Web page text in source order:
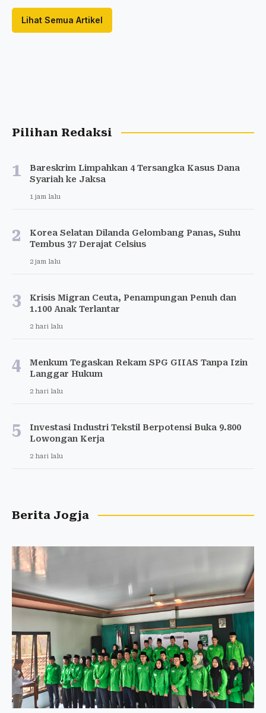
Lihat Semua Artikel
Pilihan Redaksi
1
Bareskrim Limpahkan 4 Tersangka Kasus Dana
Syariah ke Jaksa
1 jam lalu
2
Korea Selatan Dilanda Gelombang Panas, Suhu
Tembus 37 Derajat Celsius
2 jam lalu
3
Krisis Migran Ceuta, Penampungan Penuh dan
1.100 Anak Terlantar
2 hari lalu
4
Menkum Tegaskan Rekam SPG GIIAS Tanpa Izin
Langgar Hukum
2 hari lalu
5
Investasi Industri Tekstil Berpotensi Buka 9.800
Lowongan Kerja
2 hari lalu
Berita Jogja